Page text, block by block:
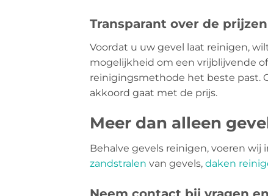
Transparant over de prijzen
Voordat u uw gevel laat reinigen,
mogelijkheid om een vrijblijvende
reinigingsmethode het beste past.
akkoord gaat met de prijs.
Meer dan alleen
Behalve gevels reinigen, voeren
zandstralen van gevels, daken